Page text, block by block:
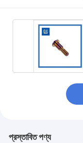
প্রস্তাবিত পণ্য